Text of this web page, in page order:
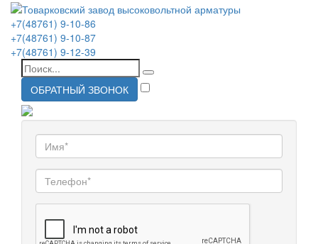
+7(48761) 9-10-86
+7(48761) 9-10-87
+7(48761) 9-12-39
ОБРАТНЫЙ ЗВОНОК